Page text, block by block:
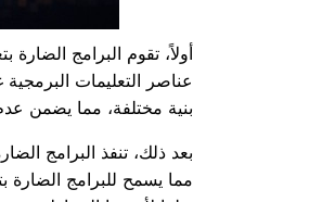
أولاً، تقوم البرامج الضارة
عناصر التعليمات
بنية مختلفة، مما يضمن
بعد ذلك، تنفذ البرامج
مما يسمح للبرامج الضارة